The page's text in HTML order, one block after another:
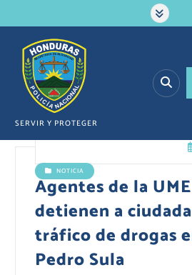
a
SERVIR Y PROTEGER
NOTICIA
Agentes de la
detienen a
tráfico de drogas
Pedro Sula